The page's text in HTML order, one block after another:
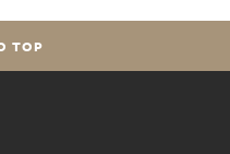
TOP